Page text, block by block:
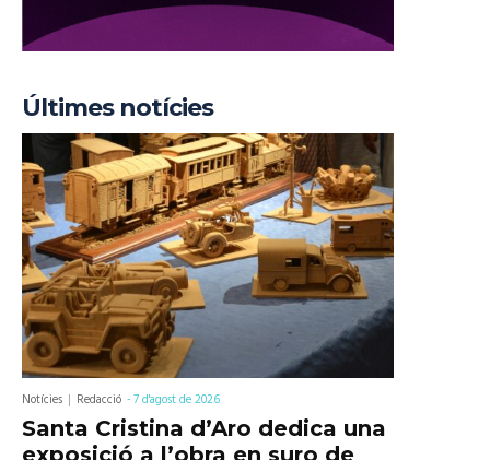
Últimes notícies
Notícies Redacció -7 d'agost de 2026
Santa Cristina d’Aro dedica una
exposició a l’obra en suro de